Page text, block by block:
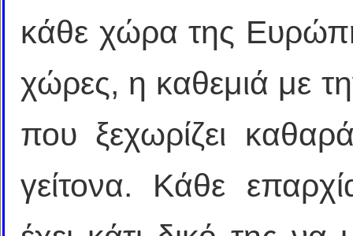
κάθε χώρα της
χώρες, η καθεμιά με
που ξεχωρίζει
γείτονα. Κάθε